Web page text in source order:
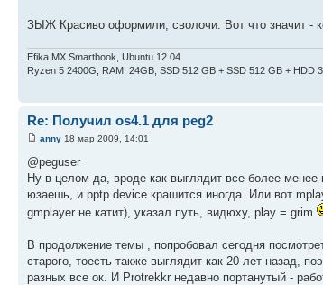
ЗЫЖ Красиво оформили, сволочи. Вот что значит -
Efika MX Smartbook, Ubuntu 12.04
Ryzen 5 2400G, RAM: 24GB, SSD 512 GB + SSD 512 GB + HDD
Re: Получил os4.1 для peg2
anny 18 мар 2009, 14:01
@peguser
Ну в целом да, вроде как выглядит все более-
юзаешь, и pptp.device крашится иногда. Или вот
gmplayer не катит), указал путь, видюху, play = grim
В продолжение темы , попробовал сегодня
старого, тоесть также выглядит как 20 лет назад,
разных все ок. И Protrekkr недавно портанутый -